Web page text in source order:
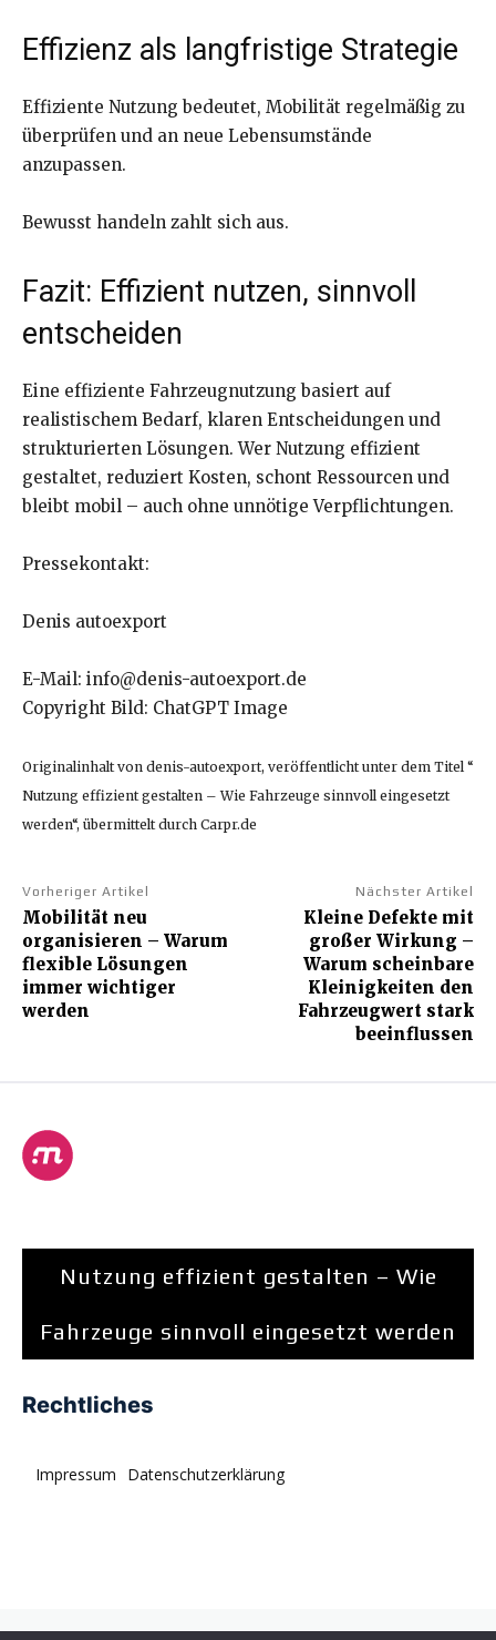
Effizienz als langfristige Strategie
Effiziente Nutzung bedeutet, Mobilität regelmäßig zu
überprüfen und an neue Lebensumstände
anzupassen.
Bewusst handeln zahlt sich aus.
Fazit: Effizient nutzen, sinnvoll
entscheiden
Eine effiziente Fahrzeugnutzung basiert auf
realistischem Bedarf, klaren Entscheidungen und
strukturierten Lösungen. Wer Nutzung effizient
gestaltet, reduziert Kosten, schont Ressourcen und
bleibt mobil – auch ohne unnötige Verpflichtungen.
Pressekontakt:
Denis autoexport
E-Mail: info@denis-autoexport.de
Copyright Bild: ChatGPT Image
Originalinhalt von denis-autoexport, veröffentlicht unter dem Titel “
Nutzung effizient gestalten – Wie Fahrzeuge sinnvoll eingesetzt
werden“, übermittelt durch Carpr.de
Vorheriger Artikel
Mobilität neu
organisieren – Warum
flexible Lösungen
immer wichtiger
werden
Nächster Artikel
Kleine Defekte mit
großer Wirkung –
Warum scheinbare
Kleinigkeiten den
Fahrzeugwert stark
beeinflussen
Nutzung effizient gestalten – Wie
Fahrzeuge sinnvoll eingesetzt werden
Rechtliches
Impressum Datenschutzerklärung